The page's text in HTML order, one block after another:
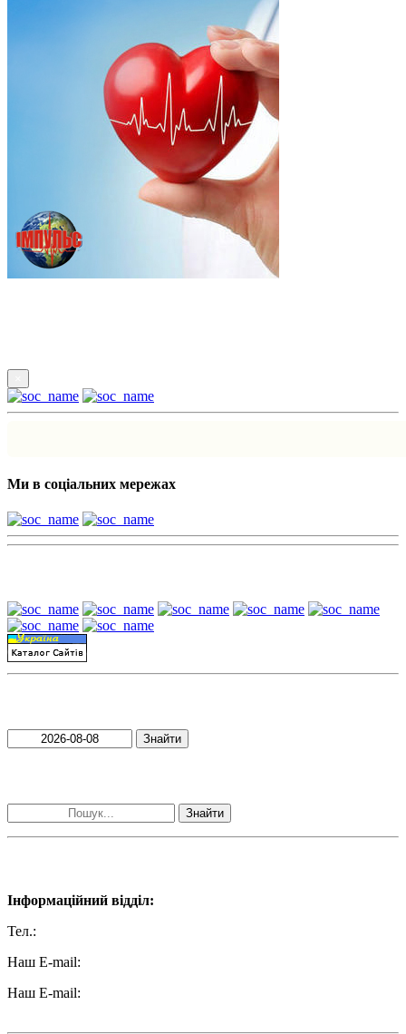
Ми в соціальних мережах
Знайти
Знайти
Інформаційний відділ:
Тел.:
Наш E-mail:
Наш E-mail: